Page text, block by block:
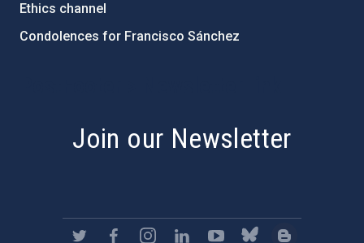
Ethics channel
Condolences for Francisco Sánchez
Join our Newsletter